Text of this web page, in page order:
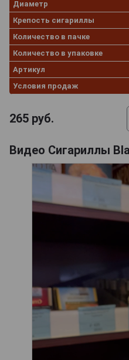
Диаметр
Крепость сигариллы
Количество в пачке
Количество в упаковке
Артикул
Условия продаж
265 руб.
Видео Сигариллы